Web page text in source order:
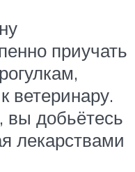
приучать
ветеринару.
добьётесь
лекарствами